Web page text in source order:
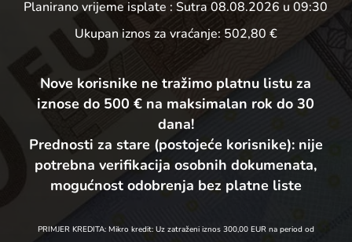
Planirano vrijeme isplate : Sutra 08.08.2026 u 09:30
Ukupan iznos za vraćanje: 502,80 €
Nove korisnike ne tražimo platnu listu za
iznose do 500 € na maksimalan rok do 30
dana!
Prednosti za stare (postojeće korisnike): nije
potrebna verifikacija osobnih dokumenata,
mogućnost odobrenja bez platne liste
PRIMJER KREDITA: Mikro kredit: Uz zatraženi iznos 300,00 EUR na period od